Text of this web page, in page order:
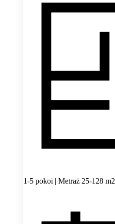
1-5 pokoi | Metraż 25-128 m2